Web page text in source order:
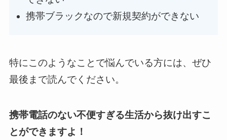
携帯ブラックなので新規契約ができない
特にこのようなことで悩んでいる方には、ぜひ
最後まで読んでください。
携帯電話のない不便すぎる生活から抜け出すこ
とができますよ！